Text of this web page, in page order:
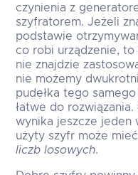
czynienia z
szyfratorem. Jeżeli
podstawie
co robi urządzenie,
nie znajdzie
nie możemy
pudełka tego
łatwe do
wynika jeszcze jeden
użyty szyfr może
liczb losowych.